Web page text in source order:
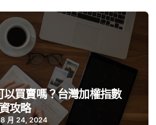
以買賣嗎？台灣加權指數
攻略
8 月 24, 2024